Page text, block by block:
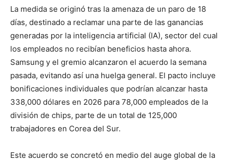
La medida se originó tras la amenaza de un paro de 18
días, destinado a reclamar una parte de las ganancias
generadas por la inteligencia artificial (IA), sector del cual
los empleados no recibían beneficios hasta ahora.
Samsung y el gremio alcanzaron el acuerdo la semana
pasada, evitando así una huelga general. El pacto incluye
bonificaciones individuales que podrían alcanzar hasta
338,000 dólares en 2026 para 78,000 empleados de la
división de chips, parte de un total de 125,000
trabajadores en Corea del Sur.
Este acuerdo se concretó en medio del auge global de la